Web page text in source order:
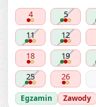
4
5
11
12
18
19
25
26
Egzamin Zawody